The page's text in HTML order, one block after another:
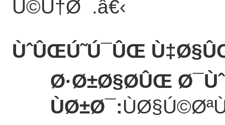
Ú©Ù†Ø¯.â€‹
ÙˆÛŒÚ˜Ú¯ÛŒ
Ø·Ø±Ø§Ø­ÛŒ
ÙØ±Ø¯: